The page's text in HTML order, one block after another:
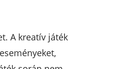
A kreatív játék